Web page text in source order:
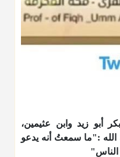
أبو زيد وابن عثيمين،
:"ما سمعتُ أنه يدعو
الناس"